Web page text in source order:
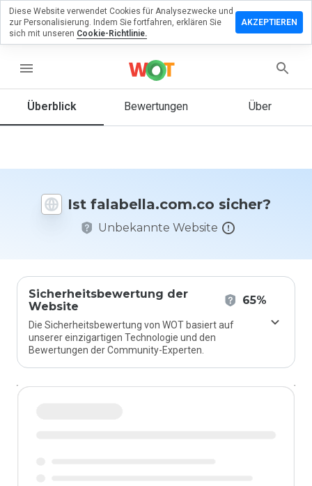
menu
Überblick Bewertungen Über
Ist falabella.com.co sicher?
Unbekannte Website
Sicherheitsbewertung der
Website
65%
Die Sicherheitsbewertung von WOT basiert auf
unserer einzigartigen Technologie und den
Bewertungen der Community-Experten.
zu
Sie diese
auf einer
Skala von
1 bis 5
Diese Website verwendet Cookies für Analysezwecke und
zur Personalisierung. Indem Sie fortfahren, erklären Sie
sich mit unseren Cookie-Richtlinie.
AKZEPTIEREN